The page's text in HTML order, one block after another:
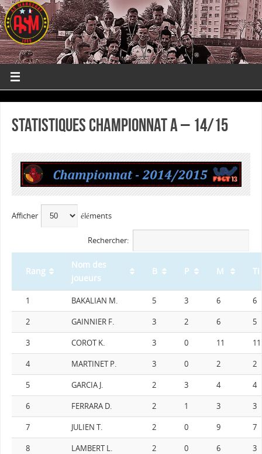
Statistiques Championnat A – 14/15
Afficher éléments
Rechercher:
Rang
Nom des
joueurs
B P M Ti
1 BAKALIAN M. 5 3 6 6
2 GAINNIER F. 3 2 6 5
3 COROT K. 3 0 11 11
4 MARTINET P. 3 0 2 2
5 GARCIA J. 2 3 4 4
6 FERRARA D. 2 1 3 3
7 JULIEN T. 2 0 9 7
8 LAMBERT L. 2 0 6 3